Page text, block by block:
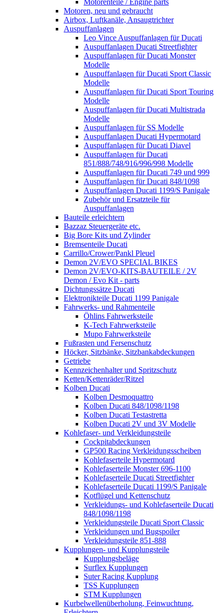
Motorenteile / Engine parts
Motoren, neu und gebraucht
Airbox, Luftkanäle, Ansaugtrichter
Auspuffanlagen
Leo Vince Auspuffanlagen für Ducati
Auspuffanlagen Ducati Streetfighter
Auspuffanlagen für Ducati Monster
Modelle
Auspuffanlagen für Ducati Sport Classic
Modelle
Auspuffanlagen für Ducati Sport Touring
Modelle
Auspuffanlagen für Ducati Multistrada
Modelle
Auspuffanlagen für SS Modelle
Auspuffanlagen Ducati Hypermotard
Auspuffanlagen für Ducati Diavel
Auspuffanlagen für Ducati
851/888/748/916/996/998 Modelle
Auspuffanlagen für Ducati 749 und 999
Auspuffanlagen für Ducati 848/1098
Auspuffanlagen Ducati 1199/S Panigale
Zubehör und Ersatzteile für
Auspuffanlagen
Bauteile erleichtern
Bazzaz Steuergeräte etc.
Big Bore Kits und Zylinder
Bremsenteile Ducati
Carrillo/Crower/Pankl Pleuel
Demon 2V/EVO SPECIAL BIKES
Demon 2V/EVO-KITS-BAUTEILE / 2V
Demon / Evo Kit - parts
Dichtungssätze Ducati
Elektronikteile Ducati 1199 Panigale
Fahrwerks- und Rahmenteile
Öhlins Fahrwerksteile
K-Tech Fahrwerksteile
Mupo Fahrwerksteile
Fußrasten und Fersenschutz
Höcker, Sitzbänke, Sitzbankabdeckungen
Getriebe
Kennzeichenhalter und Spritzschutz
Ketten/Kettenräder/Ritzel
Kolben Ducati
Kolben Desmoquattro
Kolben Ducati 848/1098/1198
Kolben Ducati Testastretta
Kolben Ducati 2V und 3V Modelle
Kohlefaser- und Verkleidungsteile
Cockpitabdeckungen
GP500 Racing Verkleidungsscheiben
Kohlefaserteile Hypermotard
Kohlefaserteile Monster 696-1100
Kohlefaserteile Ducati Streetfighter
Kohlefaserteile Ducati 1199/S Panigale
Kotflügel und Kettenschutz
Verkleidungs- und Kohlefaserteile Ducati
848/1098/1198
Verkleidungsteile Ducati Sport Classic
Verkleidungen und Bugspoiler
Verkleidungsteile 851-888
Kupplungen- und Kupplungsteile
Kupplungsbeläge
Surflex Kupplungen
Suter Racing Kupplung
TSS Kupplungen
STM Kupplungen
Kurbelwellenüberholung, Feinwuchtung,